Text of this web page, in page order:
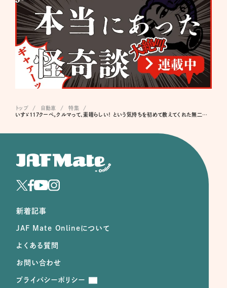
トップ 自動車
特集
いすゞ117クーペ。クルマって、素晴らしい！ という気持ちを初めて教えてくれた無二の存在
新着記事
JAF Mate Onlineについて
よくある質問
お問い合わせ
プライバシーポリシー